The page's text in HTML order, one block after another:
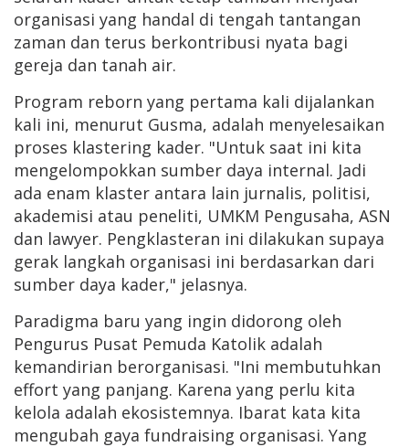
organisasi yang handal di tengah tantangan
zaman dan terus berkontribusi nyata bagi
gereja dan tanah air.
Program reborn yang pertama kali dijalankan
kali ini, menurut Gusma, adalah menyelesaikan
proses klastering kader. "Untuk saat ini kita
mengelompokkan sumber daya internal. Jadi
ada enam klaster antara lain jurnalis, politisi,
akademisi atau peneliti, UMKM Pengusaha, ASN
dan lawyer. Pengklasteran ini dilakukan supaya
gerak langkah organisasi ini berdasarkan dari
sumber daya kader," jelasnya.
Paradigma baru yang ingin didorong oleh
Pengurus Pusat Pemuda Katolik adalah
kemandirian berorganisasi. "Ini membutuhkan
effort yang panjang. Karena yang perlu kita
kelola adalah ekosistemnya. Ibarat kata kita
mengubah gaya fundraising organisasi. Yang